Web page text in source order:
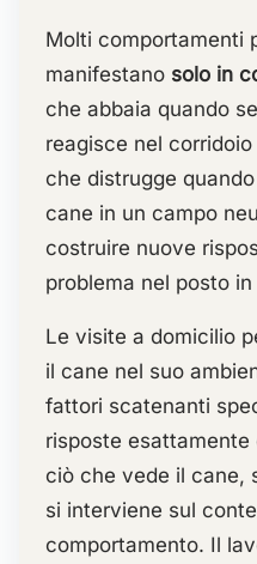
Molti comportamenti
manifestano solo in
che abbaia quando
reagisce nel
che distrugge
cane in un campo
costruire nuove
problema nel posto
Le visite a domicilio
il cane nel suo
fattori scatenanti
risposte
ciò che vede il cane,
si interviene sul
comportamento. Il